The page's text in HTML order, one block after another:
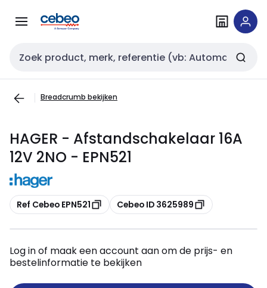
naar
naar
Zoekveld invoer
Breadcrumb bekijken
HAGER - Afstandschakelaar 16A
12V 2NO - EPN521
Kopiëren
Ref Cebeo EPN521 Kopiëren
Cebeo ID 3625989
Log in of maak een account aan om de prijs- en
bestelinformatie te bekijken